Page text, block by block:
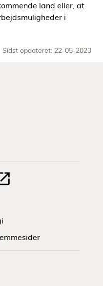
land eller, at
i
Sidst opdateret: 22-05-2023